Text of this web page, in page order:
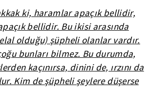
ki, haramlar apaçık bellidir,
bellidir. Bu ikisi arasında
olduğu) şüpheli olanlar vardır.
bunları bilmez. Bu durumda,
kaçınırsa, dinini de, ırzını da
Kim de şüpheli şeylere düşerse